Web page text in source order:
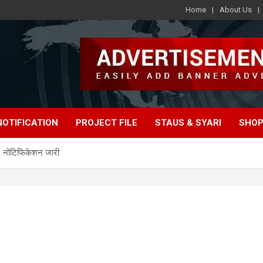
Home About Us
PROJECT FILE STAUS & SYARI
नोटिफिकेशन जारी